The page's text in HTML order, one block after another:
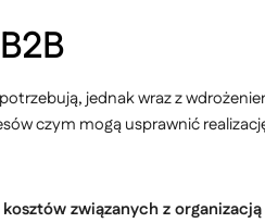
jednak wraz z
czym mogą usprawnić
związanych z